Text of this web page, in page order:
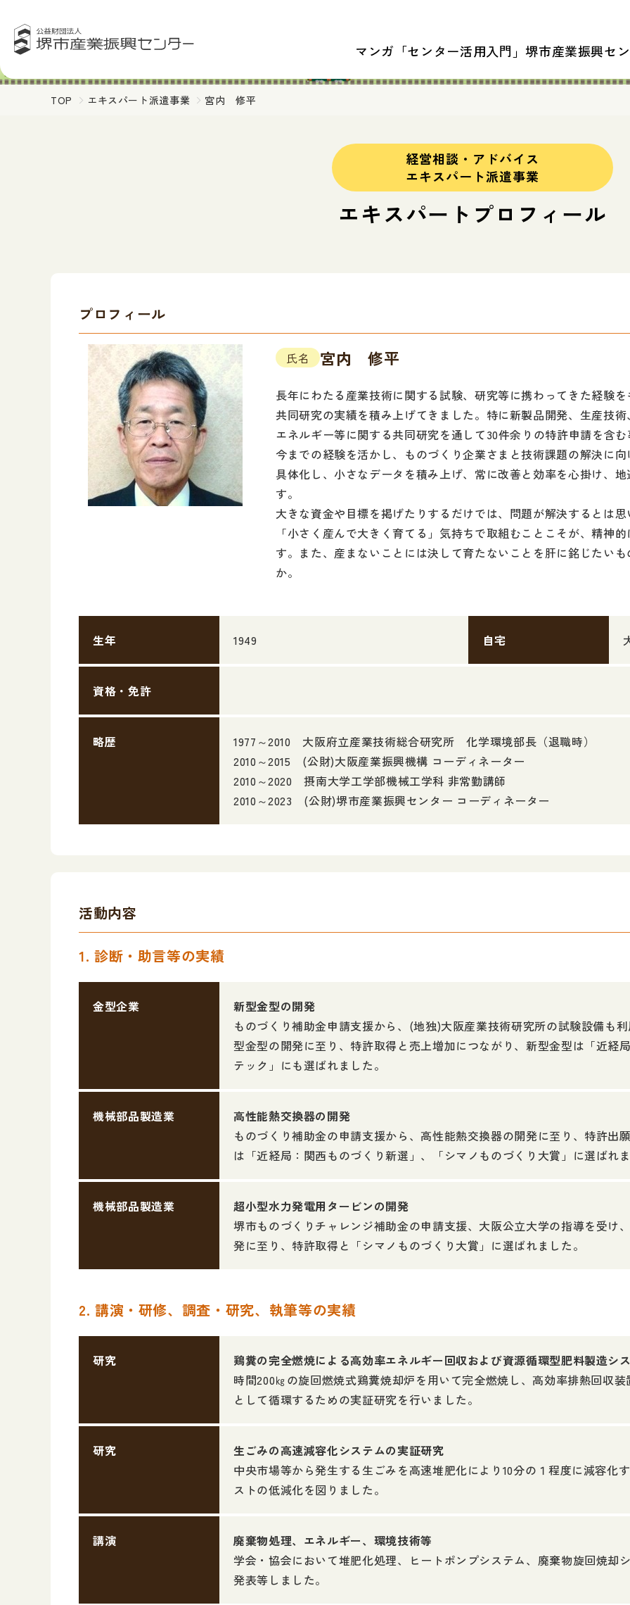
マンガ「センター活用入門」 堺市産業振興セ
TOP エキスパート派遣事業 宮内 修平
経営相談・アドバイス
エキスパート派遣事業
エキスパートプロフィール
プロフィール
氏名 宮内 修平
長年にわたる産業技術に関する試験、研究等に携わってきた経験
共同研究の実績を積み上げてきました。特に新製品開発、生産技
エネルギー等に関する共同研究を通して30件余りの特許申請を含
今までの経験を活かし、ものづくり企業さまと技術課題の解決に
具体化し、小さなデータを積み上げ、常に改善と効率を心掛け、
す。
大きな資金や目標を掲げたりするだけでは、問題が解決するとは
「小さく産んで大きく育てる」気持ちで取組むことこそが、精神
す。また、産まないことには決して育たないことを肝に銘じたい
か。
生年 1949 自宅
資格・免許
略歴
1977～2010 大阪府立産業技術総合研究所 化学環境部長（退職時）
2010～2015 (公財)大阪産業振興機構 コーディネーター
2010～2020 摂南大学工学部機械工学科 非常勤講師
2010～2023 (公財)堺市産業振興センター コーディネーター
活動内容
1. 診断・助言等の実績
金型企業
新型金型の開発
ものづくり補助金申請支援から、(地独)大阪産業技術研究所の試験設備も
型金型の開発に至り、特許取得と売上増加につながり、新型金型は「近経
テック」にも選ばれました。
機械部品製造業
高性能熱交換器の開発
ものづくり補助金の申請支援から、高性能熱交換器の開発に至り、特許出
は「近経局：関西ものづくり新選」、「シマノものづくり大賞」に選ばれ
機械部品製造業
超小型水力発電用タービンの開発
堺市ものづくりチャレンジ補助金の申請支援、大阪公立大学の指導を受け
発に至り、特許取得と「シマノものづくり大賞」に選ばれました。
2. 講演・研修、調査・研究、執筆等の実績
研究
鶏糞の完全燃焼による高効率エネルギー回収および資源循環型肥料製造シ
時間200㎏の旋回燃焼式鶏糞焼却炉を用いて完全燃焼し、高効率排熱回収
として循環するための実証研究を行いました。
研究
生ごみの高速減容化システムの実証研究
中央市場等から発生する生ごみを高速堆肥化により10分の１程度に減容化
ストの低減化を図りました。
講演
廃棄物処理、エネルギー、環境技術等
学会・協会において堆肥化処理、ヒートポンプシステム、廃棄物旋回焼却
発表等しました。